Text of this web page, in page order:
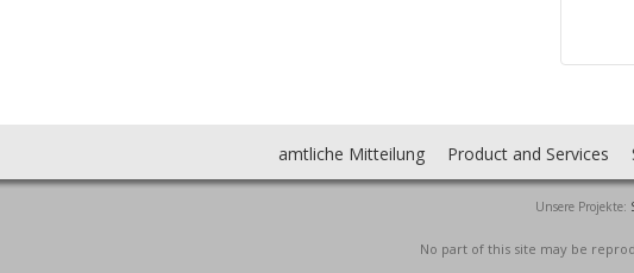
amtliche Mitteilung Product and Services
Unsere Projekte:
No part of this site may be